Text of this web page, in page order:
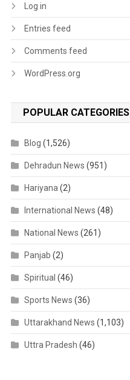
Log in
Entries feed
Comments feed
WordPress.org
POPULAR CATEGORIES
Blog (1,526)
Dehradun News (951)
Hariyana (2)
International News (48)
National News (261)
Panjab (2)
Spiritual (46)
Sports News (36)
Uttarakhand News (1,103)
Uttra Pradesh (46)